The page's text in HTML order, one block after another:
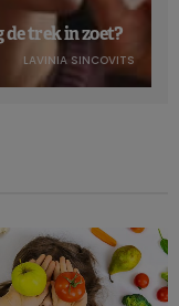
de trek in zoet?
LAVINIA SINCOVITS